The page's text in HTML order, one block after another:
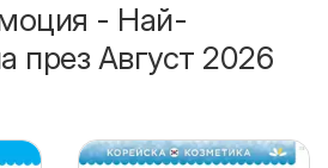
- Най-
през Август 2026